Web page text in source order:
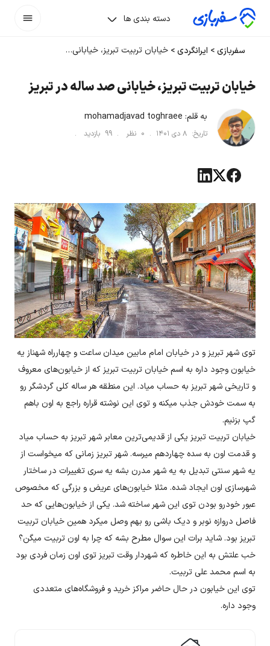
دسته بندی ها
سفربازی> ایرانگردی> خیابان تربیت تبریز، خیابانی صد ساله در تبریز
خیابان تربیت تبریز، خیابانی صد ساله در تبریز
به قلم: mohamadjavad toghraee
تاریخ: ۸ دی ۱۴۰۱ .
0 نظر . 99 بازدید .
توی شهر تبریز و در خیابان امام مابین میدان ساعت و چهارراه شهناز یه
خیابون وجود داره به اسم خیابان تربیت تبریز که از خیابون‌های معروف
و تاریخی شهر تبریز به حساب میاد. این منطقه هر ساله کلی گردشگر رو
به سمت خودش جذب میکنه و توی این نوشته قراره راجع به اون‌ باهم
گپ بزنیم.
خیابان تربیت تبریز یکی از قدیمی‌ترین معابر شهر تبریز به حساب میاد
و قدمت اون به سده چهاردهم میرسه. شهر تبریز زمانی که میخواست از
یه شهر سنتی تبدیل به یه شهر مدرن بشه یه سری تغییرات در ساختار
شهرسازی اون ایجاد شده. مثلا خیابون‌های عریض و بزرگی که مخصوص
عبور خودرو بودن توی این شهر ساخته شد. یکی از خیابون‌هایی که حد
فاصل دروازه نوبر و دیک باشی رو بهم وصل میکرد همین خیابان تربیت
تبریز بود. شاید برات این سوال مطرح بشه که چرا به اون تربیت میگن؟
خب علتش به این خاطره که شهردار وقت تبریز توی اون زمان فردی بود
به اسم محمد علی تربیت.
توی این خیابون در حال حاضر مراکز خرید و فروشگاه‌های متعددی
وجود داره.